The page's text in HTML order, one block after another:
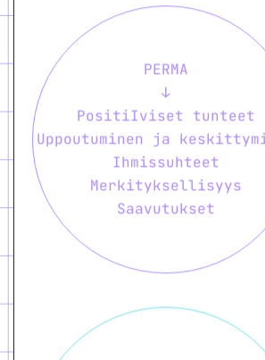
PERMA
↓
PositiIviset tunteet
Uppoutuminen ja
Ihmissuhteet
Merkityksellisyys
Saavutukset